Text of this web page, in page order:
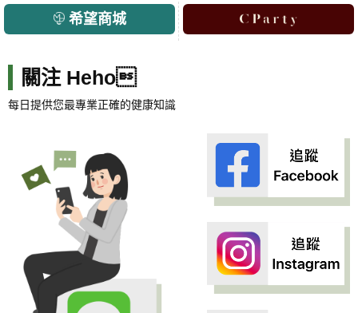
希望商城
關注 Heho
每日提供您最專業正確的健康知識